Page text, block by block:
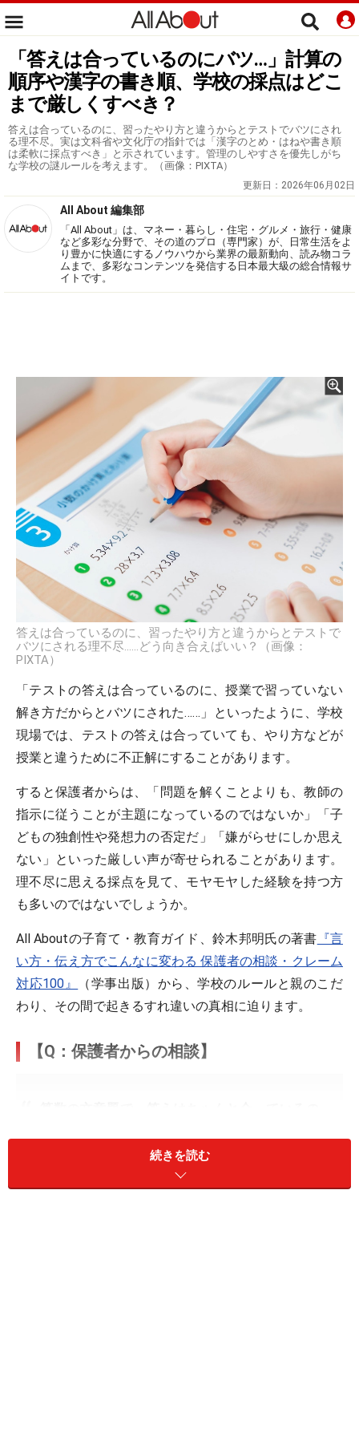
「答えは合っているのにバツ…」計算の
順序や漢字の書き順、学校の採点はどこ
まで厳しくすべき？
答えは合っているのに、習ったやり方と違うからとテストでバツにされ
る理不尽。実は文科省や文化庁の指針では「漢字のとめ・はねや書き順
は柔軟に採点すべき」と示されています。管理のしやすさを優先しがち
な学校の謎ルールを考えます。（画像：PIXTA）
更新日： 2026年06月02日
All About 編集部
「All About」は、マネー・暮らし・住宅・グルメ・旅行・健康
など多彩な分野で、その道のプロ（専門家）が、日常生活をよ
り豊かに快適にするノウハウから業界の最新動向、読み物コラ
ムまで、多彩なコンテンツを発信する日本最大級の総合情報サ
イトです。
答えは合っているのに、習ったやり方と違うからとテストで
バツにされる理不尽……どう向き合えばいい？（画像：
PIXTA）
「テストの答えは合っているのに、授業で習っていない
解き方だからとバツにされた……」といったように、学校
現場では、テストの答えは合っていても、やり方などが
授業と違うために不正解にすることがあります。
すると保護者からは、「問題を解くことよりも、教師の
指示に従うことが主題になっているのではないか」「子
どもの独創性や発想力の否定だ」「嫌がらせにしか思え
ない」といった厳しい声が寄せられることがあります。
理不尽に思える採点を見て、モヤモヤした経験を持つ方
も多いのではないでしょうか。
All Aboutの子育て・教育ガイド、鈴木邦明氏の著書 『言
い方・伝え方でこんなに変わる 保護者の相談・クレーム
対応100』
（学事出版）から、学校のルールと親のこだ
わり、その間で起きるすれ違いの真相に迫ります。
【Q：保護者からの相談】
点されました。漢字のテストでも、書き順が違
うからとバツにされています。これでは子ども
続きを読む